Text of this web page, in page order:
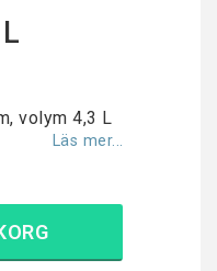
volym 4,3 L
Läs mer...